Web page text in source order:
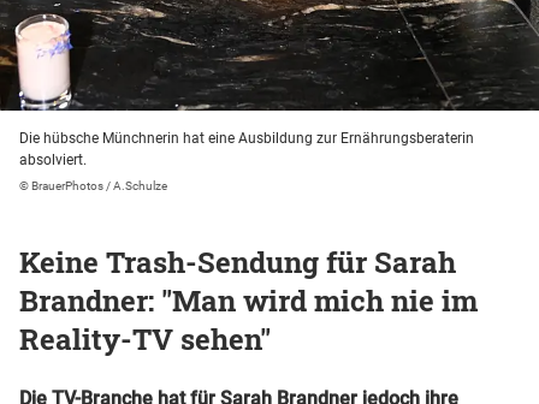
Die hübsche Münchnerin hat eine Ausbildung zur Ernährungsberaterin
absolviert.
© BrauerPhotos / A.Schulze
Keine Trash-Sendung für Sarah
Brandner: "Man wird mich nie im
Reality-TV sehen"
Die TV-Branche hat für Sarah Brandner jedoch ihre